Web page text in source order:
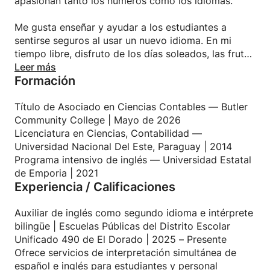
Me gusta enseñar y ayudar a los estudiantes a
sentirse seguros al usar un nuevo idioma. En mi
tiempo libre, disfruto de los días soleados, las frutas
tropicales, la playa y pasar tiempo con mi familia.
Leer más
Formación
Título de Asociado en Ciencias Contables — Butler
Community College | Mayo de 2026
Licenciatura en Ciencias, Contabilidad —
Universidad Nacional Del Este, Paraguay | 2014
Programa intensivo de inglés — Universidad Estatal
de Emporia | 2021
Experiencia / Calificaciones
Auxiliar de inglés como segundo idioma e intérprete
bilingüe | Escuelas Públicas del Distrito Escolar
Unificado 490 de El Dorado | 2025 – Presente
Ofrece servicios de interpretación simultánea de
español e inglés para estudiantes y personal